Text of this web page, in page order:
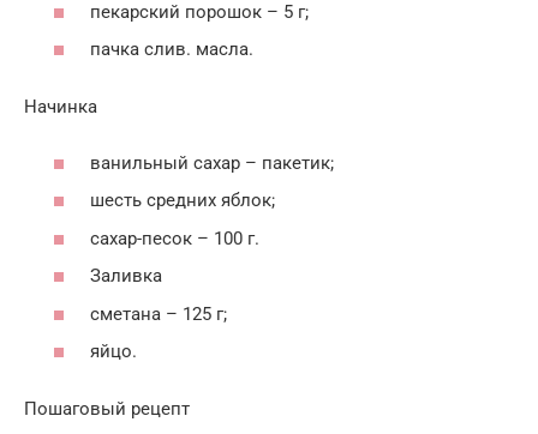
пекарский порошок – 5 г;
пачка слив. масла.
Начинка
ванильный сахар – пакетик;
шесть средних яблок;
сахар-песок – 100 г.
Заливка
сметана – 125 г;
яйцо.
Пошаговый рецепт